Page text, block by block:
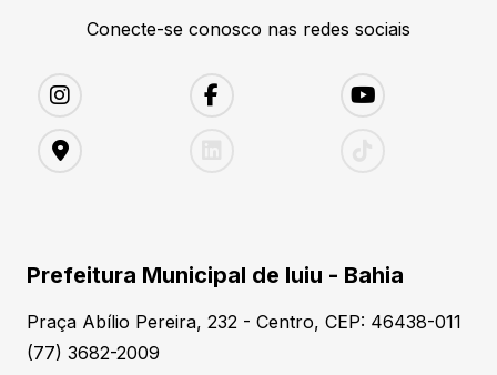
Conecte-se conosco nas redes sociais
Prefeitura Municipal de Iuiu - Bahia
Praça Abílio Pereira, 232 - Centro, CEP: 46438-011
(77) 3682-2009